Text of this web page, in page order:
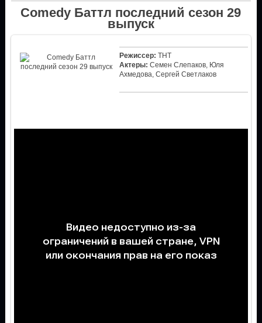
Comedy Баттл последний сезон 29
выпуск
Режиссер: ТНТ
Актеры: Семен Слепаков, Юля
Ахмедова, Сергей Светлаков